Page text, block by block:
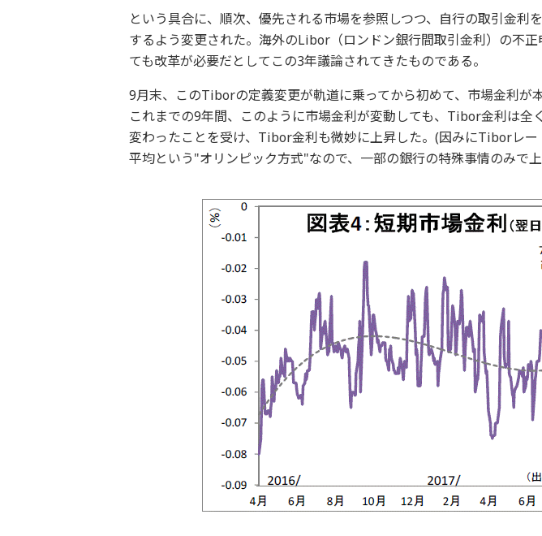
という具合に、順次、優先される市場を参照しつつ、自行の取引金利
するよう変更された。海外のLibor（ロンドン銀行間取引金利）の不
ても改革が必要だとしてこの3年議論されてきたものである。
9月末、このTiborの定義変更が軌道に乗ってから初めて、市場金利が
これまでの9年間、このように市場金利が変動しても、Tibor金利は全
変わったことを受け、Tibor金利も微妙に上昇した。(因みにTiborレー
平均という"オリンピック方式"なので、一部の銀行の特殊事情のみで